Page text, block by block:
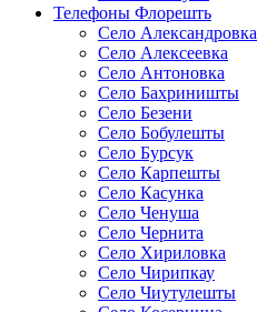
Телефоны Флорешть
Село Александровка
Село Алексеевка
Село Антоновка
Село Бахриништы
Село Безени
Село Бобулешты
Село Бурсук
Село Карпешты
Село Касунка
Село Ченуша
Село Чернита
Село Хириловка
Село Чирипкау
Село Чиутулешты